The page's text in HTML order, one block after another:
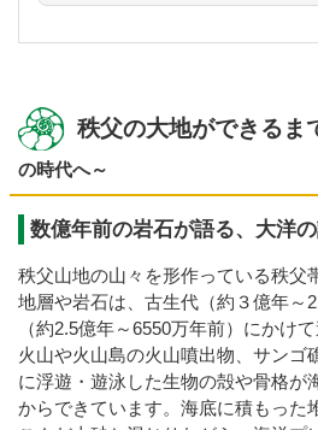
秩父の大地ができるま
の時代へ～
数億年前の岩石が語る、大洋
秩父山地の山々を形作っている秩父
地層や岩石は、古生代（約３億年～
（約2.5億年～6550万年前）にかけ
火山や火山島の火山噴出物、サンゴ
に浮遊・遊泳した生物の殻や骨格が
からできています。海底に積もった